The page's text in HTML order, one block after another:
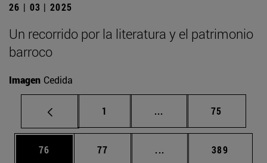
26 | 03 | 2025
Un recorrido por la literatura y el patrimonio
barroco
Imagen Cedida
Página
1 ... Páginas intermedias
Página
75
Página
76 Página
77 ... Páginas intermedias
Página
389